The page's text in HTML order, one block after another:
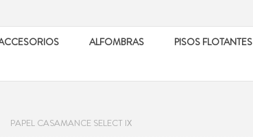
ALFOMBRAS
PISOS FLOTANTES
PAPEL CASAMANCE SELECT IX